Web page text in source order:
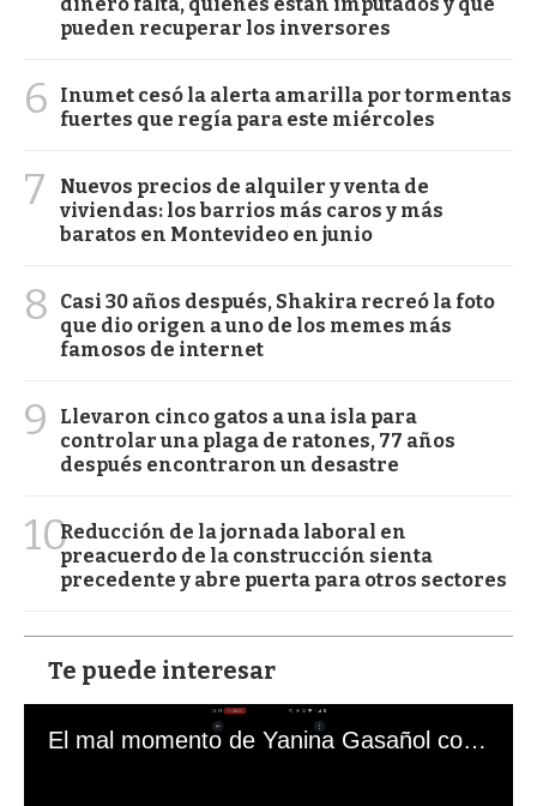
pueden recuperar los inversores
6
Inumet cesó la alerta amarilla por tormentas
fuertes que regía para este miércoles
7
Nuevos precios de alquiler y venta de
viviendas: los barrios más caros y más
baratos en Montevideo en junio
8
Casi 30 años después, Shakira recreó la foto
que dio origen a uno de los memes más
famosos de internet
9
Llevaron cinco gatos a una isla para
controlar una plaga de ratones, 77 años
después encontraron un desastre
10Reducción de la jornada laboral en
preacuerdo de la construcción sienta
precedente y abre puerta para otros sectores
Te puede interesar
El mal momento de Yanina Gasañol con un hincha argentino en "Subrayado"